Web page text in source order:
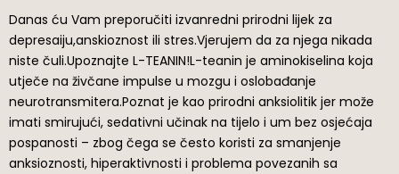
Danas ću Vam preporučiti izvanredni prirodni lijek za
depresaiju,anskioznost ili stres.Vjerujem da za njega nikada
niste čuli.Upoznajte L-TEANIN!L-teanin je aminokiselina koja
utječe na živčane impulse u mozgu i oslobađanje
neurotransmitera.Poznat je kao prirodni anksiolitik jer može
imati smirujući, sedativni učinak na tijelo i um bez osjećaja
pospanosti – zbog čega se često koristi za smanjenje
anksioznosti, hiperaktivnosti i problema povezanih sa